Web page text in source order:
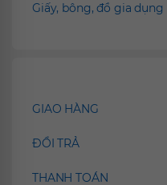
Giấy, bông, đồ gia dụng
GIAO HÀNG
ĐỔI TRẢ
THANH TOÁN